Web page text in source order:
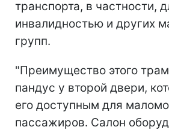
транспорта, в частности,
инвалидностью и других
групп.
"Преимущество этого
пандус у второй двери,
его доступным для
пассажиров. Салон